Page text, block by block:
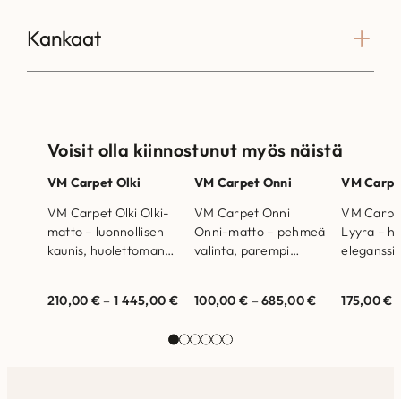
Kankaat
Voisit olla kiinnostunut myös näistä
VM Carpet Olki
VM Carpet Olki Olki-
matto – luonnollisen
kaunis, huolettoman
Vantaan myymälöissä.
210,00 €– 1 445,00 €
VM Carpet Onni
VM Carpet Onni
Onni-matto – pehmeä
valinta, parempi
Vantaan myymälöissä.
kestää aikaa…
100,00 € –685,00€
VM
VM
Lyyra –
Vantaan
175,00€